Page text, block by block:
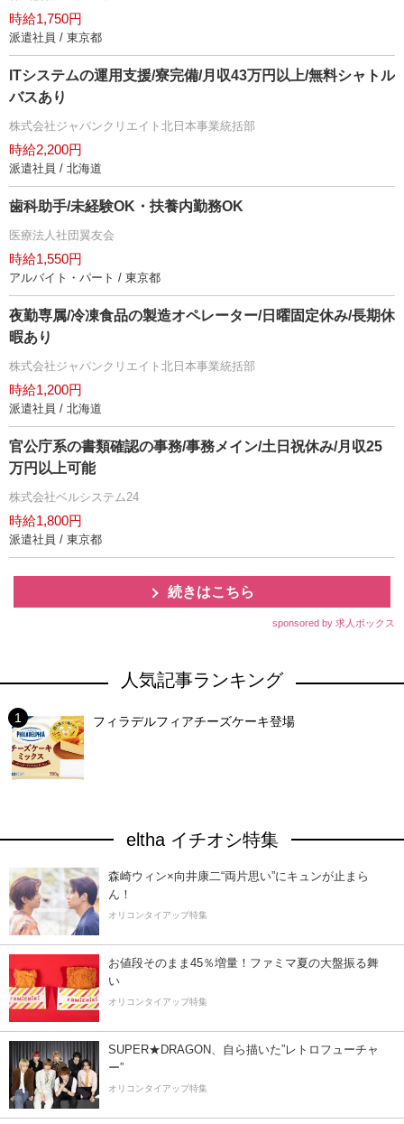
時給1,750円
派遣社員 / 東京都
ITシステムの運用支援/寮完備/月収43万円以上/無料シャトル
バスあり
株式会社ジャパンクリエイト北日本事業統括部
時給2,200円
派遣社員 / 北海道
歯科助手/未経験OK・扶養内勤務OK
医療法人社団翼友会
時給1,550円
アルバイト・パート / 東京都
夜勤専属/冷凍食品の製造オペレーター/日曜固定休み/長期休
暇あり
株式会社ジャパンクリエイト北日本事業統括部
時給1,200円
派遣社員 / 北海道
官公庁系の書類確認の事務/事務メイン/土日祝休み/月収25
万円以上可能
株式会社ベルシステム24
時給1,800円
派遣社員 / 東京都
続きはこちら
sponsored by 求人ボックス
人気記事ランキング
フィラデルフィアチーズケーキ登場
eltha イチオシ特集
森崎ウィン×向井康二“両片思い”にキュンが止まら
ん！
オリコンタイアップ特集
お値段そのまま45％増量！ファミマ夏の大盤振る舞
い
オリコンタイアップ特集
SUPER★DRAGON、自ら描いた”レトロフューチャ
ー”
オリコンタイアップ特集